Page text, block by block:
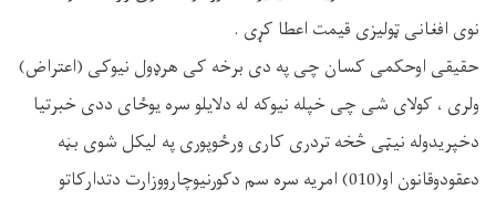
نوی افغانی ټولیزی قیمت اعطا کړی .
حقیقی اوحکمی کسان چی په دی برخه کی هرډول نیوکی (اعتراض)
ولری ، کولای شی چی خپله نیوکه له دلایلو سره یوځای ددی خبرتیا
دخپریدوله نیټی څخه تردری کاری ورځوپوری په لیکل شوی بڼه
دعقودوقانون او(010) امریه سره سم دکورنیوچارووزارت دتدارکاتو